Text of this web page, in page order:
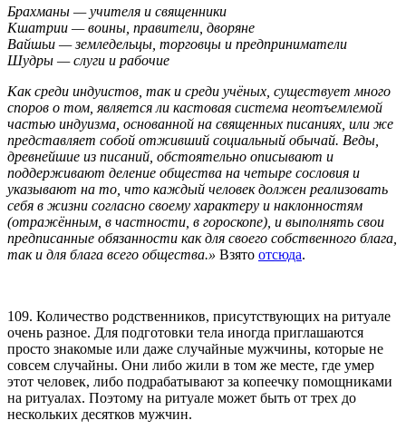
Брахманы — учителя и священники
Кшатрии — воины, правители, дворяне
Вайшьи — земледельцы, торговцы и предприниматели
Шудры — слуги и рабочие
Как среди индуистов, так и среди учёных, существует много
споров о том, является ли кастовая система неотъемлемой
частью индуизма, основанной на священных писаниях, или же
представляет собой отживший социальный обычай. Веды,
древнейшие из писаний, обстоятельно описывают и
поддерживают деление общества на четыре сословия и
указывают на то, что каждый человек должен реализовать
себя в жизни согласно своему характеру и наклонностям
(отражённым, в частности, в гороскопе), и выполнять свои
предписанные обязанности как для своего собственного блага,
так и для блага всего общества.» Взято отсюда.
109. Количество родственников, присутствующих на ритуале
очень разное. Для подготовки тела иногда приглашаются
просто знакомые или даже случайные мужчины, которые не
совсем случайны. Они либо жили в том же месте, где умер
этот человек, либо подрабатывают за копеечку помощниками
на ритуалах. Поэтому на ритуале может быть от трех до
нескольких десятков мужчин.